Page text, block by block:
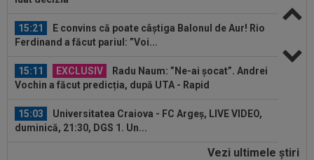
15:11 EXCLUSIV
Radu Naum: ”Ne-ai șocat”. Andrei
15:03
Universitatea Craiova - FC Argeș, LIVE VIDEO,
duminică, 21:30, DGS 1. Un...
14:58
Estrela - Sporting, LIVE VIDEO, 22:30, DGS 3.
Vezi ultimele ştiri